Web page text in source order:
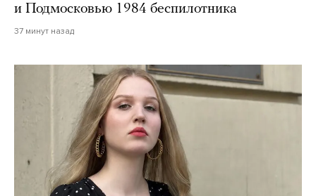
и Подмосковью 1984 беспилотника
37 минут назад